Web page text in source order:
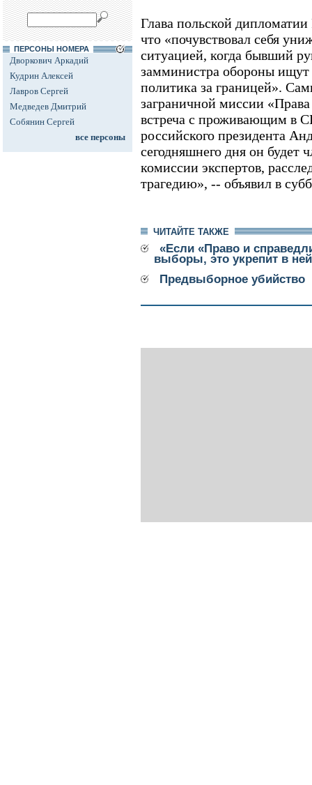
ПЕРСОНЫ НОМЕРА
Дворкович Аркадий
Кудрин Алексей
Лавров Сергей
Медведев Дмитрий
Собянин Сергей
все персоны
Глава польской
что «почувствовал себя
ситуацией, когда бывший
замминистра обороны ищут
политика за границей».
заграничной миссии
встреча с проживающим в
российского президента
сегодняшнего дня он будет
комиссии экспертов,
трагедию», -- объявил в
ЧИТАЙТЕ ТАКЖЕ
«Если «Право и
выборы, это укрепит в
Предвыборное убийство